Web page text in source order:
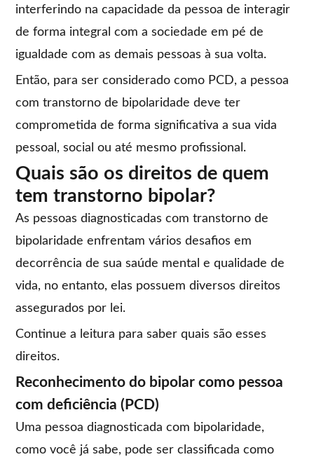
interferindo na capacidade da pessoa de interagir
de forma integral com a sociedade em pé de
igualdade com as demais pessoas à sua volta.
Então, para ser considerado como PCD, a pessoa
com transtorno de bipolaridade deve ter
comprometida de forma significativa a sua vida
pessoal, social ou até mesmo profissional.
Quais são os direitos de quem
tem transtorno bipolar?
As pessoas diagnosticadas com transtorno de
bipolaridade enfrentam vários desafios em
decorrência de sua saúde mental e qualidade de
vida, no entanto, elas possuem diversos direitos
assegurados por lei.
Continue a leitura para saber quais são esses
direitos.
Reconhecimento do bipolar como pessoa
com deficiência (PCD)
Uma pessoa diagnosticada com bipolaridade,
como você já sabe, pode ser classificada como